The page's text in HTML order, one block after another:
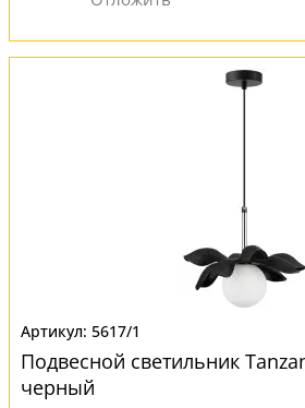
5617/1
Подвесной светильник
черный